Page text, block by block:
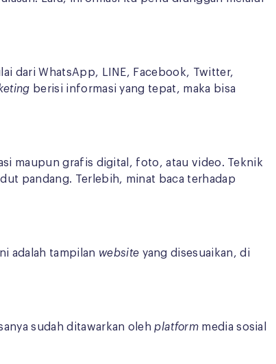
dari WhatsApp, LINE, Facebook, Twitter,
berisi informasi yang tepat, maka bisa
maupun grafis digital, foto, atau video. Teknik
pandang. Terlebih, minat baca terhadap
adalah tampilan website yang disesuaikan, di
sudah ditawarkan olehplatform media sosial